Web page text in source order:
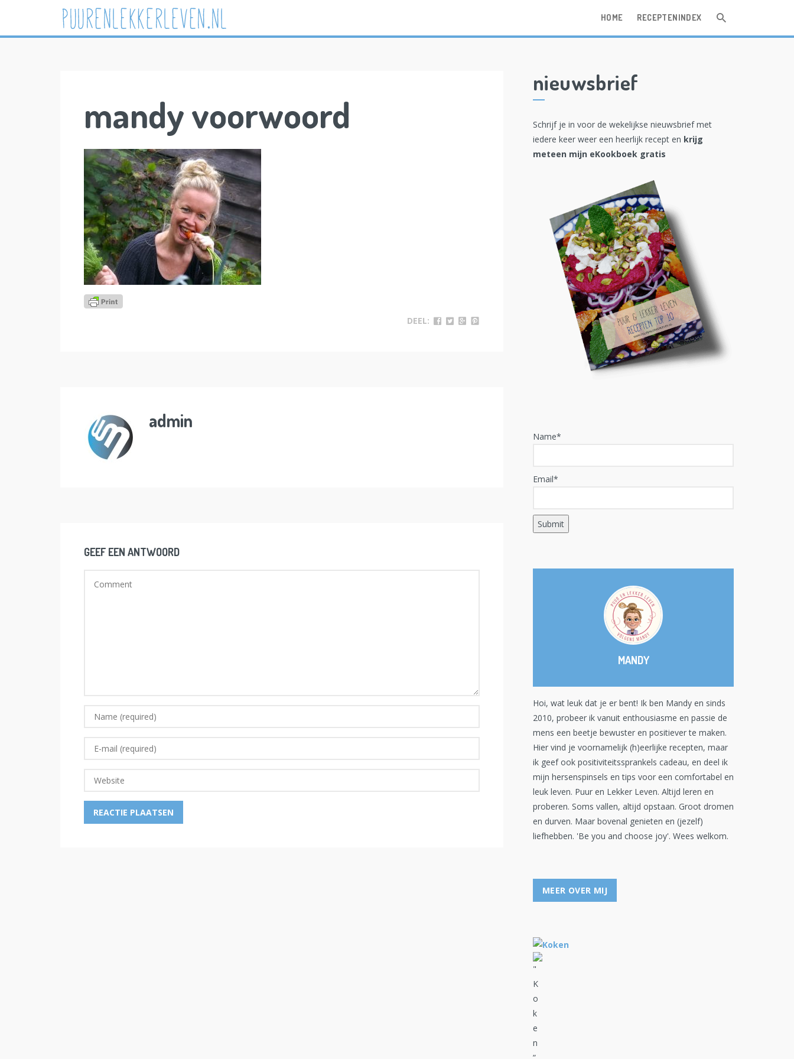
HOME RECEPTENINDEX
mandy voorwoord
DEEL:
admin
GEEF EEN ANTWOORD
nieuwsbrief
Schrijf je in voor de wekelijkse nieuwsbrief met
iedere keer weer een heerlijk recept en krijg
meteen mijn eKookboek gratis
Name*
Email*
MANDY
Hoi, wat leuk dat je er bent! Ik ben Mandy en sinds
2010, probeer ik vanuit enthousiasme en passie de
mens een beetje bewuster en positiever te maken.
Hier vind je voornamelijk (h)eerlijke recepten, maar
ik geef ook positiviteitssprankels cadeau, en deel ik
mijn hersenspinsels en tips voor een comfortabel en
leuk leven. Puur en Lekker Leven. Altijd leren en
proberen. Soms vallen, altijd opstaan. Groot dromen
en durven. Maar bovenal genieten en (jezelf)
liefhebben. 'Be you and choose joy'. Wees welkom.
MEER OVER MIJ